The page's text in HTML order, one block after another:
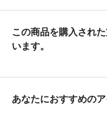
この商品を購入され
います。
あなたにおすすめの